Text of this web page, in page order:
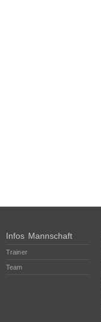
Infos Mannschaft
Trainer
Team